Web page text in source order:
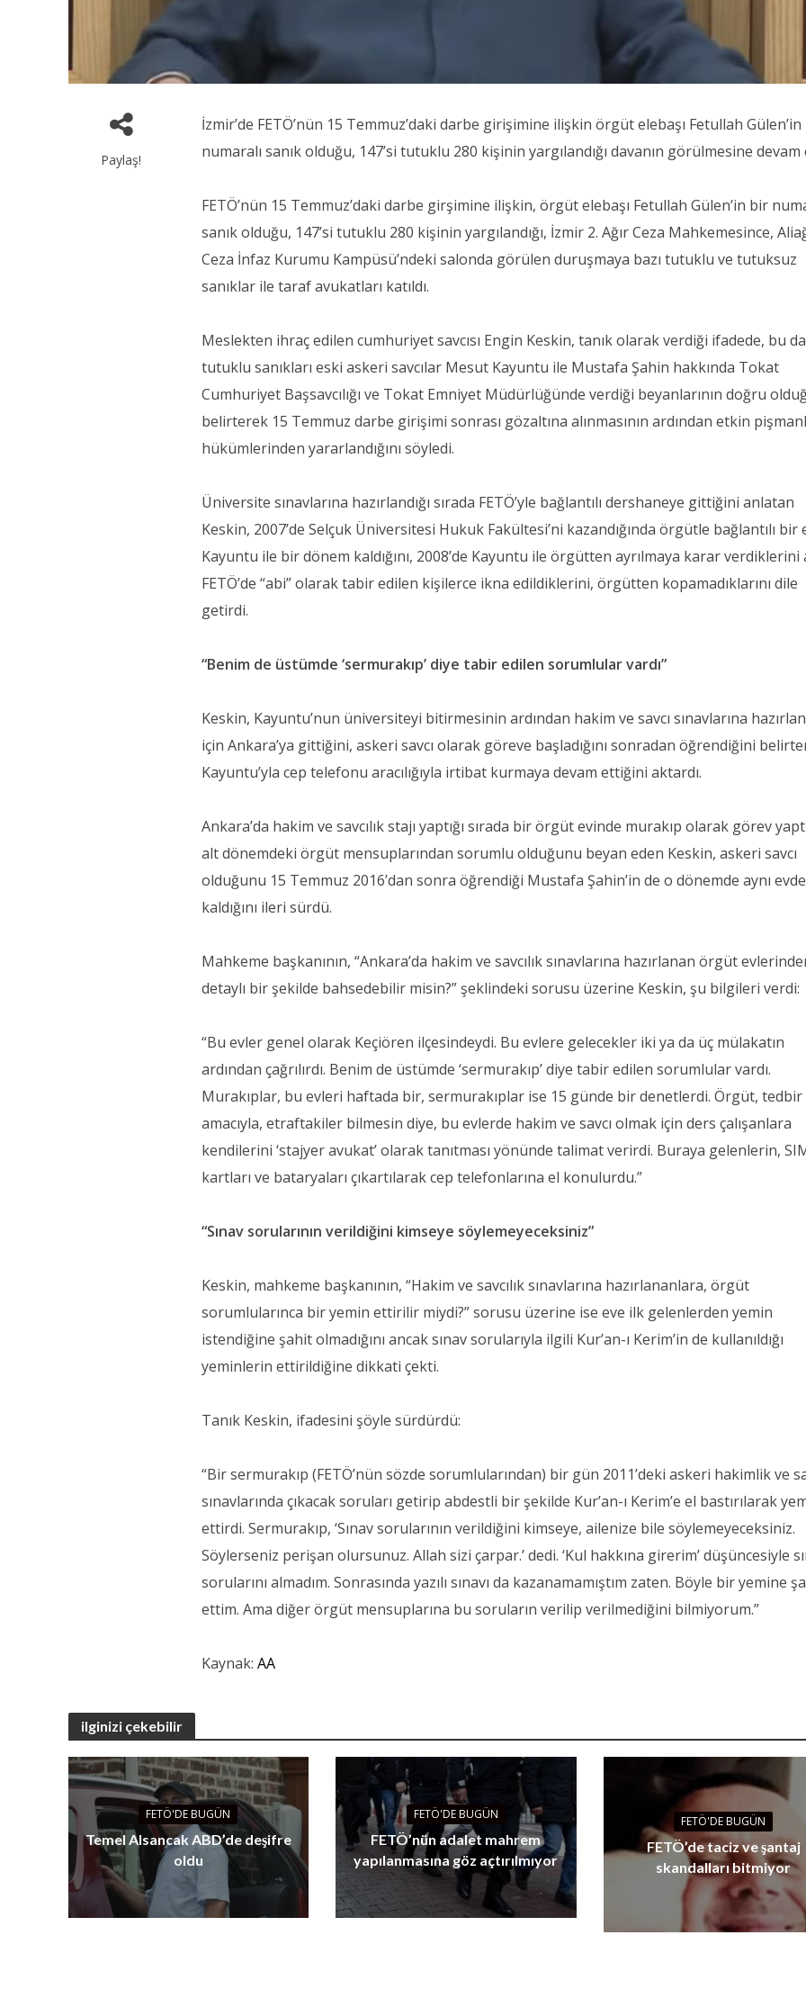
Paylaş!
İzmir’de FETÖ’nün 15 Temmuz’daki darbe girişimine ilişkin örgüt elebaşı Fetullah
numaralı sanık olduğu, 147’si tutuklu 280 kişinin yargılandığı davanın görülmesine devam
FETÖ’nün 15 Temmuz’daki darbe girşimine ilişkin, örgüt elebaşı Fetullah Gülen’in bir
sanık olduğu, 147’si tutuklu 280 kişinin yargılandığı, İzmir 2. Ağır Ceza Mahkemesince,
Ceza İnfaz Kurumu Kampüsü’ndeki salonda görülen duruşmaya bazı tutuklu ve tutuksuz
sanıklar ile taraf avukatları katıldı.
Meslekten ihraç edilen cumhuriyet savcısı Engin Keskin, tanık olarak verdiği ifadede, bu
tutuklu sanıkları eski askeri savcılar Mesut Kayuntu ile Mustafa Şahin hakkında Tokat
Cumhuriyet Başsavcılığı ve Tokat Emniyet Müdürlüğünde verdiği beyanlarının doğru
belirterek 15 Temmuz darbe girişimi sonrası gözaltına alınmasının ardından etkin
hükümlerinden yararlandığını söyledi.
Üniversite sınavlarına hazırlandığı sırada FETÖ’yle bağlantılı dershaneye gittiğini anlatan
Keskin, 2007’de Selçuk Üniversitesi Hukuk Fakültesi’ni kazandığında örgütle bağlantılı bir
Kayuntu ile bir dönem kaldığını, 2008’de Kayuntu ile örgütten ayrılmaya karar verdiklerini
FETÖ’de “abi” olarak tabir edilen kişilerce ikna edildiklerini, örgütten kopamadıklarını dile
getirdi.
“Benim de üstümde ‘sermurakıp’ diye tabir edilen sorumlular vardı”
Keskin, Kayuntu’nun üniversiteyi bitirmesinin ardından hakim ve savcı sınavlarına
için Ankara’ya gittiğini, askeri savcı olarak göreve başladığını sonradan öğrendiğini
Kayuntu’yla cep telefonu aracılığıyla irtibat kurmaya devam ettiğini aktardı.
Ankara’da hakim ve savcılık stajı yaptığı sırada bir örgüt evinde murakıp olarak görev
alt dönemdeki örgüt mensuplarından sorumlu olduğunu beyan eden Keskin, askeri savcı
olduğunu 15 Temmuz 2016’dan sonra öğrendiği Mustafa Şahin’in de o dönemde aynı evde
kaldığını ileri sürdü.
Mahkeme başkanının, “Ankara’da hakim ve savcılık sınavlarına hazırlanan örgüt
detaylı bir şekilde bahsedebilir misin?” şeklindeki sorusu üzerine Keskin, şu bilgileri verdi:
“Bu evler genel olarak Keçiören ilçesindeydi. Bu evlere gelecekler iki ya da üç mülakatın
ardından çağrılırdı. Benim de üstümde ‘sermurakıp’ diye tabir edilen sorumlular vardı.
Murakıplar, bu evleri haftada bir, sermurakıplar ise 15 günde bir denetlerdi. Örgüt, tedbir
amacıyla, etraftakiler bilmesin diye, bu evlerde hakim ve savcı olmak için ders çalışanlara
kendilerini ‘stajyer avukat’ olarak tanıtması yönünde talimat verirdi. Buraya gelenlerin,
kartları ve bataryaları çıkartılarak cep telefonlarına el konulurdu.”
“Sınav sorularının verildiğini kimseye söylemeyeceksiniz”
Keskin, mahkeme başkanının, “Hakim ve savcılık sınavlarına hazırlananlara, örgüt
sorumlularınca bir yemin ettirilir miydi?” sorusu üzerine ise eve ilk gelenlerden yemin
istendiğine şahit olmadığını ancak sınav sorularıyla ilgili Kur’an-ı Kerim’in de kullanıldığı
yeminlerin ettirildiğine dikkati çekti.
Tanık Keskin, ifadesini şöyle sürdürdü:
“Bir sermurakıp (FETÖ’nün sözde sorumlularından) bir gün 2011’deki askeri hakimlik ve
sınavlarında çıkacak soruları getirip abdestli bir şekilde Kur’an-ı Kerim’e el bastırılarak
ettirdi. Sermurakıp, ‘Sınav sorularının verildiğini kimseye, ailenize bile söylemeyeceksiniz.
Söylerseniz perişan olursunuz. Allah sizi çarpar.’ dedi. ‘Kul hakkına girerim’ düşüncesiyle
sorularını almadım. Sonrasında yazılı sınavı da kazanamamıştım zaten. Böyle bir yemine
ettim. Ama diğer örgüt mensuplarına bu soruların verilip verilmediğini bilmiyorum.”
Kaynak:AA
ilginizi çekebilir
FETÖ'DE BUGÜN
Temel Alsancak ABD’de deşifre
oldu
FETÖ'DE BUGÜN
FETÖ’nün adalet mahrem
yapılanmasına göz açtırılmıyor
FETÖ'DE BUGÜN
FETÖ’de taciz ve şantaj
skandalları bitmiyor